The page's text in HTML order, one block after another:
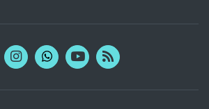
Instagram
YouTubeRSS